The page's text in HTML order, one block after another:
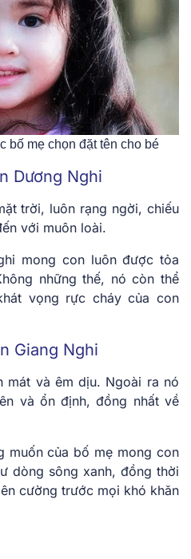
bố mẹ chọn đặt tên cho bé
Dương Nghi
trời, luôn rạng ngời, chiếu
với muôn loài.
mong con luôn được tỏa
những thế, nó còn thể
vọng rực cháy của con
Giang Nghi
mát và êm dịu. Ngoài ra nó
và ổn định, đồng nhất về
muốn của bố mẹ mong con
dòng sông xanh, đồng thời
cường trước mọi khó khăn